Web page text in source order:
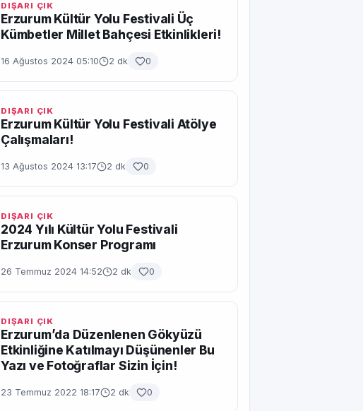
DIŞARI ÇIK
Erzurum Kültür Yolu Festivali Üç
Kümbetler Millet Bahçesi Etkinlikleri!
16 Ağustos 2024 05:10 2 dk 0
DIŞARI ÇIK
Erzurum Kültür Yolu Festivali Atölye
Çalışmaları!
13 Ağustos 2024 13:17 2 dk 0
DIŞARI ÇIK
2024 Yılı Kültür Yolu Festivali
Erzurum Konser Programı
26 Temmuz 2024 14:52 2 dk 0
DIŞARI ÇIK
Erzurum’da Düzenlenen Gökyüzü
Etkinliğine Katılmayı Düşünenler Bu
Yazı ve Fotoğraflar Sizin İçin!
23 Temmuz 2022 18:17 2 dk 0